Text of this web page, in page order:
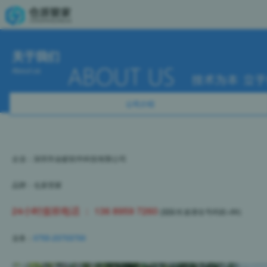
关于我们
公司介绍
企业：深圳市金蚁软件科技有限公司
品牌：仓派管家
24小时值班电话 ： 136 8959 7260 (国际长途请在号码前+86)
业务： 0755-23703700